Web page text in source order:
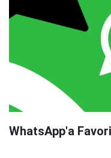
WhatsApp'a